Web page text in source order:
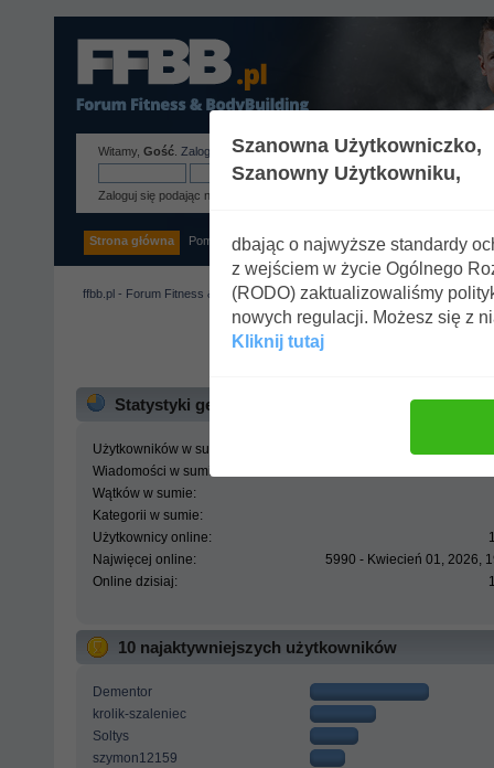
Witamy, Gość Zaloguj sięlubzarejestruj.
Zaloguj się podając nazwę użytkownika, hasło i długość sesji
Strona główna Pomoc Szukaj Tags Zaloguj się Rejestracja
ffbb.pl - Forum Fitness & BodyBuilding» Centrum statystyk
ffbb.pl - Forum Fitness
Statystyki generalne
Użytkowników w sumie:
Wiadomości w sumie:
Wątków w sumie:
Kategorii w sumie:
Użytkownicy online:
Najwięcej online:
5990 - Kwiecień 01, 2026,
Online dzisiaj:
10 najaktywniejszych użytkowników
Dementor
krolik-szaleniec
Soltys
szymon12159
Szanowna Użytkowniczko,
Szanowny Użytkowniku,
dbając o najwyższe standardy
z wejściem w życie Ogólnego
(RODO) zaktualizowaliśmy
nowych regulacji. Możesz się z
Kliknij tutaj